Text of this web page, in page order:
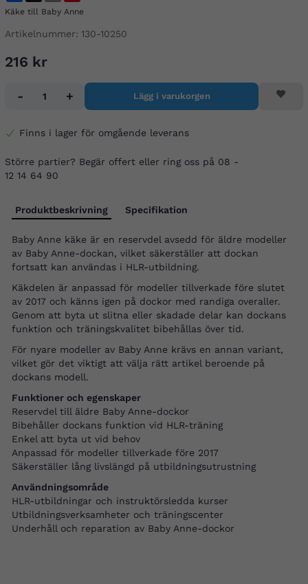
Käke till Baby Anne
Artikelnummer: 130-10250
216 kr
- + Lägg i varukorgen
Finns i lager för omgående leverans
Större partier? Begär offert eller ring oss på 08 -
12 14 64 90
Produktbeskrivning Specifikation
Baby Anne käke är en reservdel avsedd för äldre modeller
av Baby Anne-dockan, vilket säkerställer att dockan
fortsatt kan användas i HLR-utbildning.
Käkdelen är anpassad för modeller tillverkade före slutet
av 2017 och känns igen på dockor med randiga overaller.
Genom att byta ut slitna eller skadade delar kan dockans
funktion och träningskvalitet bibehållas över tid.
För nyare modeller av Baby Anne krävs en annan variant,
vilket gör det viktigt att välja rätt artikel beroende på
dockans modell.
Funktioner och egenskaper
Reservdel till äldre Baby Anne-dockor
Bibehåller dockans funktion vid HLR-träning
Enkel att byta ut vid behov
Anpassad för modeller tillverkade före 2017
Säkerställer lång livslängd på utbildningsutrustning
Användningsområde
HLR-utbildningar och instruktörsledda kurser
Utbildningsverksamheter och träningscenter
Underhåll och reparation av Baby Anne-dockor